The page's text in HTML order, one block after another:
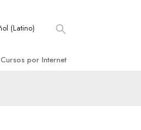
(Latino)
Cursos por Internet